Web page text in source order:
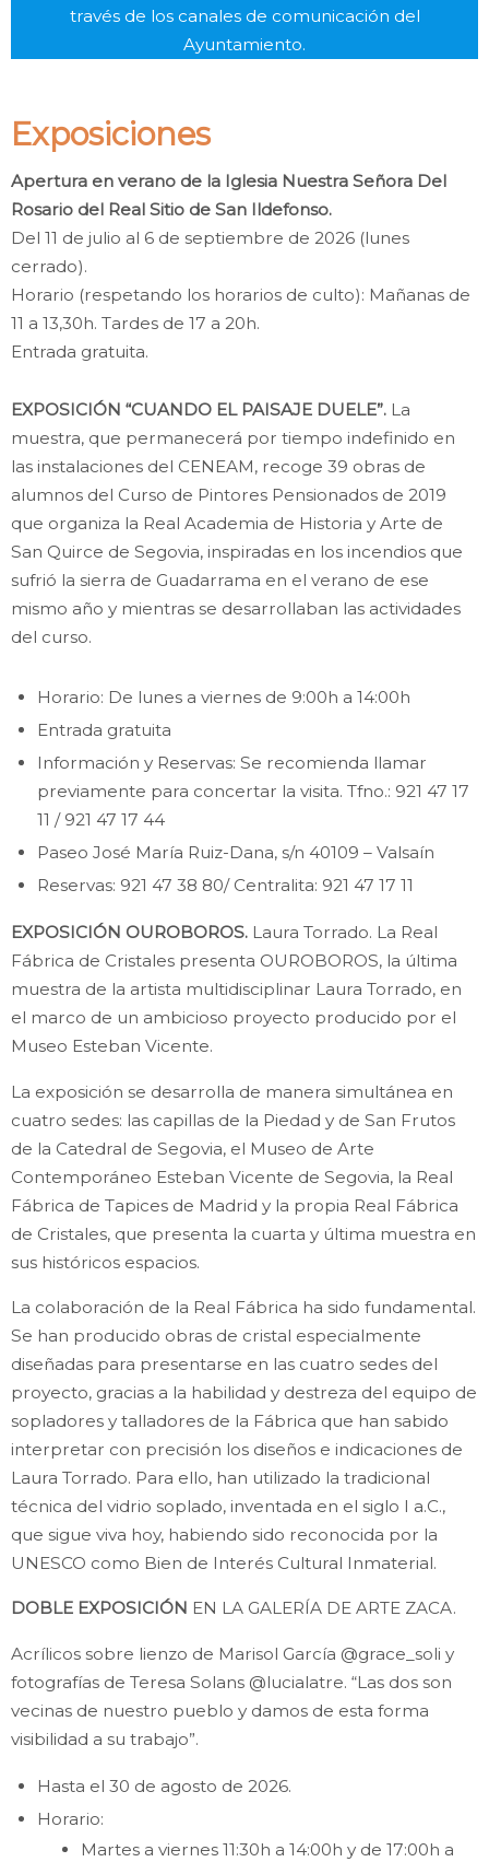
través de los canales de comunicación del
Ayuntamiento.
Exposiciones
Apertura en verano de la Iglesia Nuestra Señora Del
Rosario del Real Sitio de San Ildefonso.
Del 11 de julio al 6 de septiembre de 2026 (lunes
cerrado).
Horario (respetando los horarios de culto): Mañanas de
11 a 13,30h. Tardes de 17 a 20h.
Entrada gratuita.
EXPOSICIÓN “CUANDO EL PAISAJE DUELE”. La
muestra, que permanecerá por tiempo indefinido en
las instalaciones del CENEAM, recoge 39 obras de
alumnos del Curso de Pintores Pensionados de 2019
que organiza la Real Academia de Historia y Arte de
San Quirce de Segovia, inspiradas en los incendios que
sufrió la sierra de Guadarrama en el verano de ese
mismo año y mientras se desarrollaban las actividades
del curso.
Horario: De lunes a viernes de 9:00h a 14:00h
Entrada gratuita
Información y Reservas: Se recomienda llamar
previamente para concertar la visita. Tfno.: 921 47 17
11 / 921 47 17 44
Paseo José María Ruiz-Dana, s/n 40109 – Valsaín
Reservas: 921 47 38 80/ Centralita: 921 47 17 11
EXPOSICIÓN OUROBOROS. Laura Torrado. La Real
Fábrica de Cristales presenta OUROBOROS, la última
muestra de la artista multidisciplinar Laura Torrado, en
el marco de un ambicioso proyecto producido por el
Museo Esteban Vicente.
La exposición se desarrolla de manera simultánea en
cuatro sedes: las capillas de la Piedad y de San Frutos
de la Catedral de Segovia, el Museo de Arte
Contemporáneo Esteban Vicente de Segovia, la Real
Fábrica de Tapices de Madrid y la propia Real Fábrica
de Cristales, que presenta la cuarta y última muestra en
sus históricos espacios.
La colaboración de la Real Fábrica ha sido fundamental.
Se han producido obras de cristal especialmente
diseñadas para presentarse en las cuatro sedes del
proyecto, gracias a la habilidad y destreza del equipo de
sopladores y talladores de la Fábrica que han sabido
interpretar con precisión los diseños e indicaciones de
Laura Torrado. Para ello, han utilizado la tradicional
técnica del vidrio soplado, inventada en el siglo I a.C.,
que sigue viva hoy, habiendo sido reconocida por la
UNESCO como Bien de Interés Cultural Inmaterial.
DOBLE EXPOSICIÓN EN LA GALERÍA DE ARTE ZACA.
Acrílicos sobre lienzo de Marisol García @grace_soli y
fotografías de Teresa Solans @lucialatre. “Las dos son
vecinas de nuestro pueblo y damos de esta forma
visibilidad a su trabajo”.
Hasta el 30 de agosto de 2026.
Horario:
Martes a viernes 11:30h a 14:00h y de 17:00h a